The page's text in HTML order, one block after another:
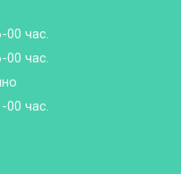
час.
час.
час.